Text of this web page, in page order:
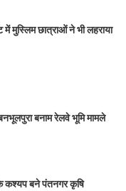
में मुस्लिम छात्राओं ने भी लहराया
बनाम रेलवे भूमि मामले
कश्यप बने पंतनगर कृषि